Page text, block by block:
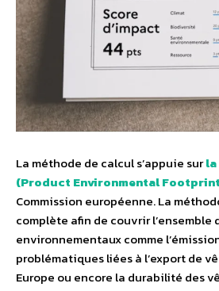
La méthode de calcul s’appuie sur
(Product Environmental
Commission européenne. La
complète afin de couvrir l’ensemble
environnementaux comme
problématiques liées à l’export de
Europe ou encore la durabilité des